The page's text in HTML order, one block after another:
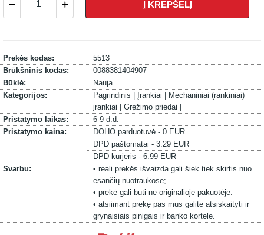
Į KREPŠELĮ
Prekės kodas:
5513
Brūkšninis kodas:
0088381404907
Būklė:
Nauja
Kategorijos:
Pagrindinis | Įrankiai |
Mechaniniai (rankiniai)
įrankiai | Gręžimo priedai |
Pristatymo laikas:
6-9 d.d.
Pristatymo kaina:
DOHO parduotuvė - 0 EUR
DPD paštomatai - 3.29 EUR
DPD kurjeris - 6.99 EUR
Svarbu:
• reali prekės išvaizda gali šiek tiek skirtis nuo
esančių nuotraukose;
• prekė gali būti ne originalioje pakuotėje.
• atsiimant prekę pas mus galite atsiskaityti ir
grynaisiais pinigais ir banko kortele.